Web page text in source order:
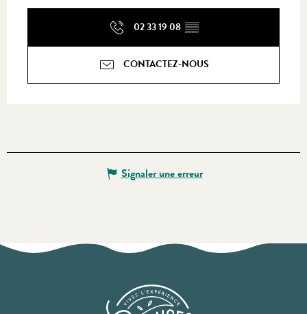
02 33 19 08 ▒▒
CONTACTEZ-NOUS
Signaler une erreur